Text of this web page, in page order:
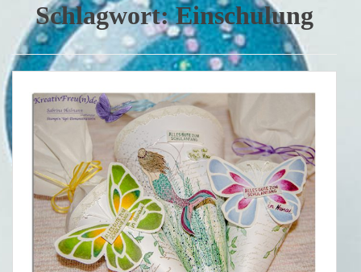
Schlagwort:Einschulung